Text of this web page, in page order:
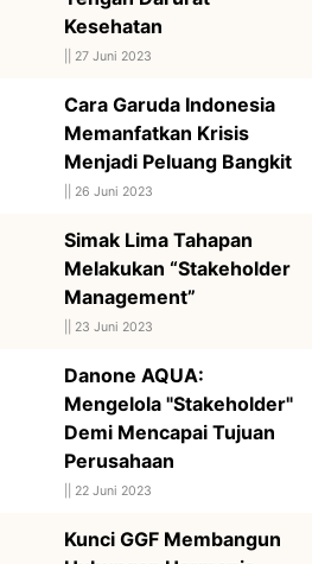
Kesehatan
27 Juni 2023
Cara Garuda Indonesia
Memanfatkan Krisis
Menjadi Peluang Bangkit
26 Juni 2023
Simak Lima Tahapan
Melakukan “Stakeholder
Management”
23 Juni 2023
Danone AQUA:
Mengelola "Stakeholder"
Demi Mencapai Tujuan
Perusahaan
22 Juni 2023
Kunci GGF Membangun